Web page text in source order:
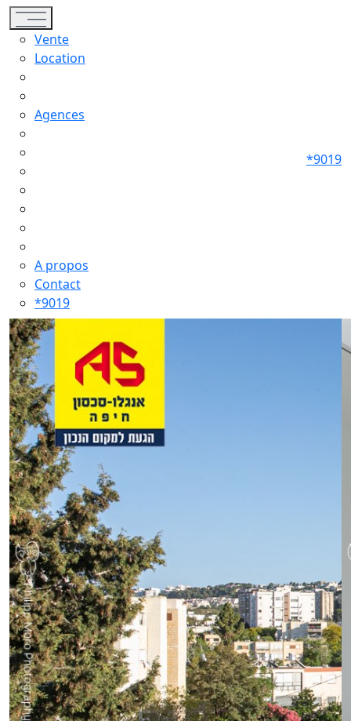
Toggle navigation
Vente
Location
Agences
A propos
Contact
*9019
*9019